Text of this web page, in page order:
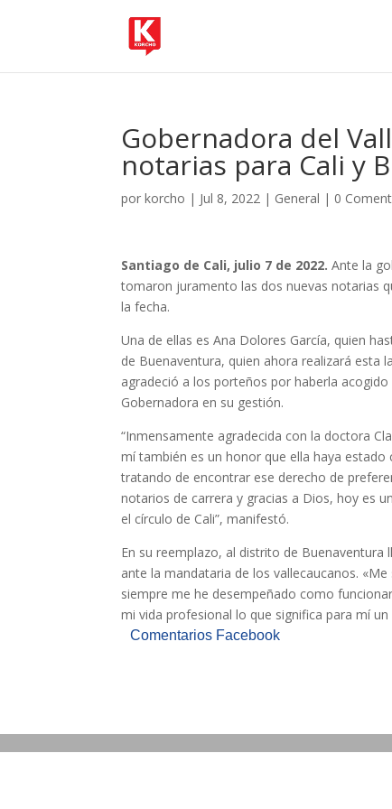
Gobernadora del
notarias para Cali y
porkorcho | Jul 8, 2022 | General | 0
Santiago de Cali, julio 7 de 2022.Ante la
tomaron juramento las dos nuevas notarias
la fecha.
Una de ellas es Ana Dolores García, quien
de Buenaventura, quien ahora realizará esta
agradeció a los porteños por haberla
Gobernadora en su gestión.
“Inmensamente agradecida con la doctora
mí también es un honor que ella haya
tratando de encontrar ese derecho de
notarios de carrera y gracias a Dios, hoy es
el círculo de Cali”, manifestó.
En su reemplazo, al distrito de Buenaventura
ante la mandataria de los vallecaucanos.
siempre me he desempeñado como
mi vida profesional lo que significa para mí un
Comentarios Facebook